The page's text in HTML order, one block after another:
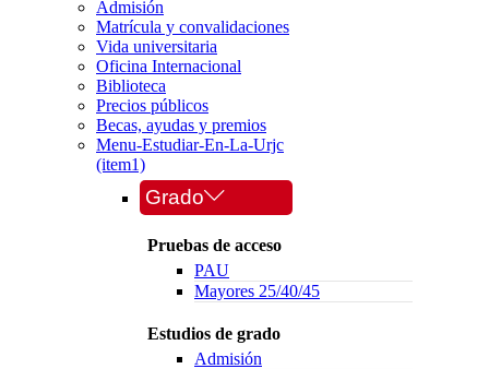
Admisión
Matrícula y convalidaciones
Vida universitaria
Oficina Internacional
Biblioteca
Precios públicos
Becas, ayudas y premios
Menu-Estudiar-En-La-Urjc
(item1)
Grado
Pruebas de acceso
PAU
Mayores 25/40/45
Estudios de grado
Admisión